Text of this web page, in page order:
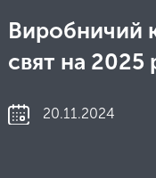
Виробничий
свят на 2025
20.11.2024